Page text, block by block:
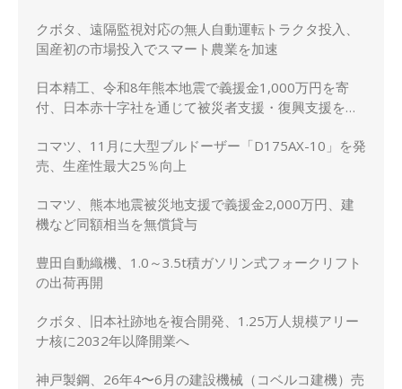
クボタ、遠隔監視対応の無人自動運転トラクタ投入、
国産初の市場投入でスマート農業を加速
日本精工、令和8年熊本地震で義援金1,000万円を寄
付、日本赤十字社を通じて被災者支援・復興支援を実
コマツ、11月に大型ブルドーザー「D175AX-10」を発
売、生産性最大25％向上
コマツ、熊本地震被災地支援で義援金2,000万円、建
機など同額相当を無償貸与
豊田自動織機、1.0～3.5t積ガソリン式フォークリフト
の出荷再開
クボタ、旧本社跡地を複合開発、1.25万人規模アリー
ナ核に2032年以降開業へ
神戸製鋼、26年4〜6月の建設機械（コベルコ建機）売